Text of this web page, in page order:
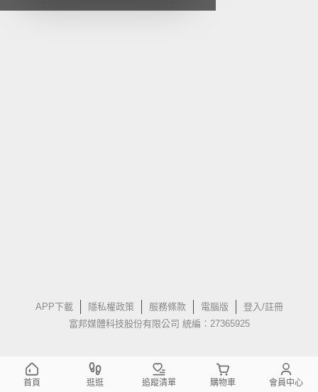
APP下載 隱私權政策 服務條款 電腦版
登入/註冊
富邦媒體科技股份有限公司 統編：27365925
首頁 逛逛 追蹤清單 購物車 會員中心